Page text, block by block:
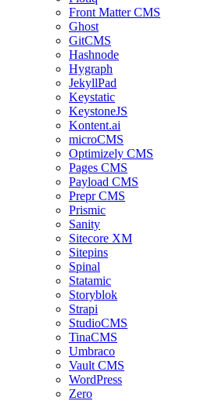
Front Matter CMS
Ghost
GitCMS
Hashnode
Hygraph
JekyllPad
Keystatic
KeystoneJS
Kontent.ai
microCMS
Optimizely CMS
Pages CMS
Payload CMS
Prepr CMS
Prismic
Sanity
Sitecore XM
Sitepins
Spinal
Statamic
Storyblok
Strapi
StudioCMS
TinaCMS
Umbraco
Vault CMS
WordPress
Zero